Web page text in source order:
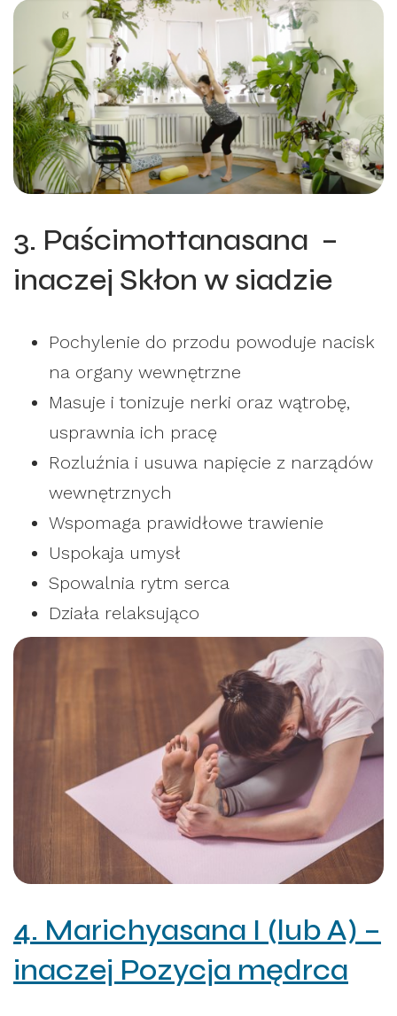
3. Paścimottanasana –
inaczej Skłon w siadzie
Pochylenie do przodu powoduje nacisk
na organy wewnętrzne
Masuje i tonizuje nerki oraz wątrobę,
usprawnia ich pracę
Rozluźnia i usuwa napięcie z narządów
wewnętrznych
Wspomaga prawidłowe trawienie
Uspokaja umysł
Spowalnia rytm serca
Działa relaksująco
4. Marichyasana I (lub A) –
inaczej Pozycja mędrca